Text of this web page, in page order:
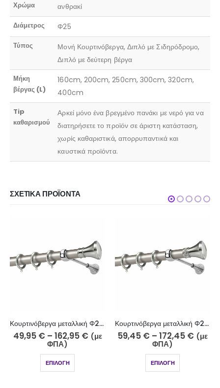
Χρώμα ανθρακί
Διάμετρος Φ25
Τύπος
Μονή Κουρτινόβεργα, Διπλό με Σιδηρόδρομο,
Διπλό με δεύτερη βέργα
Μήκη
βέργας (L)
160cm, 200cm, 250cm, 300cm, 320cm,
400cm
Tip
καθαρισμού
Αρκεί μόνο ένα βρεγμένο πανάκι με νερό για να
διατηρήσετε το προϊόν σε άριστη κατάσταση,
χωρίς καθαριστικά, απορρυπαντικά και
καυστικά προϊόντα.
ΣΧΕΤΙΚΆ ΠΡΟΪΌΝΤΑ
Κουρτινόβεργα μεταλλική Φ25 νίκελ ματ Χάλκη Κ52-2510
49,95 € – 162,95 € (με
ΦΠΑ)
ΕΠΙΛΟΓΉ
Κουρτινόβεργα μεταλλική Φ25 νίκελ ματ-strass Χάλκη Κ52-2510-5-18
59,45 € – 172,45 € (με
ΦΠΑ)
ΕΠΙΛΟΓΉ